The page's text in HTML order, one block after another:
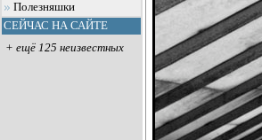
Полезняшки
СЕЙЧАС НА САЙТЕ
+ ещё 125 неизвестных